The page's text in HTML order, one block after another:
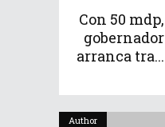
Con 50 mdp,
gobernador
arranca tra...
Author